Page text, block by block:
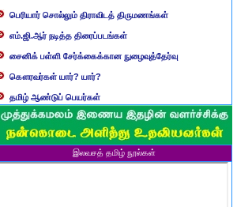
எம்.ஜி.ஆர் நடித்த திரைப்படங்கள்
சைனிக் பள்ளி சேர்க்கைக்கான நுழைவுத்தேர்வு
கௌரவர்கள் யார்? யார்?
தமிழ் ஆண்டுப் பெயர்கள்
பிள்ளையார் சுழி வந்தது எப்படி?
வருவது போவது, வந்தால் போகாது, போனால் வராது...?
பண்டைய படைப் பெயர்கள்
ஸ்ரீ அன்னை உணர்த்திய மலர்கள்
இலவசத் தமிழ் நூல்கள்